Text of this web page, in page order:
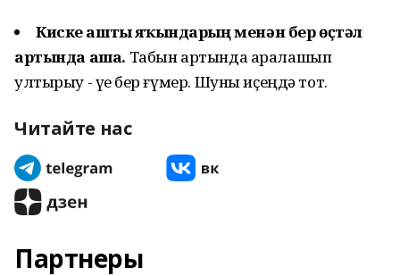
Киске ашты яҡындарың менән бер өҫтәл
артында аша. Табын артында аралашып
ултырыу - үҙе бер ғүмер. Шуны иҫеңдә тот.
Читайте нас
Партнеры